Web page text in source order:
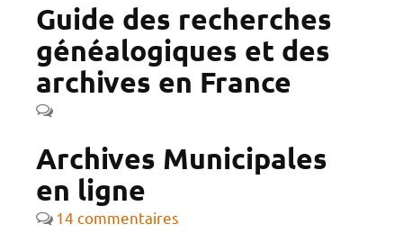
Guide des recherches
généalogiques et des
archives en France
Archives Municipales
en ligne
14 commentaires